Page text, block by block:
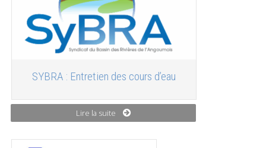
SYBRA : Entretien des cours d’eau
Lire la suite